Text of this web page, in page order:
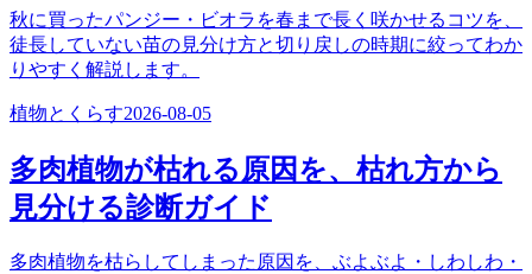
秋に買ったパンジー・ビオラを春まで長く咲かせるコツを、
徒長していない苗の見分け方と切り戻しの時期に絞ってわか
りやすく解説します。
植物とくらす2026-08-05
多肉植物が枯れる原因を、枯れ方から
見分ける診断ガイド
多肉植物を枯らしてしまった原因を、ぶよぶよ・しわしわ・